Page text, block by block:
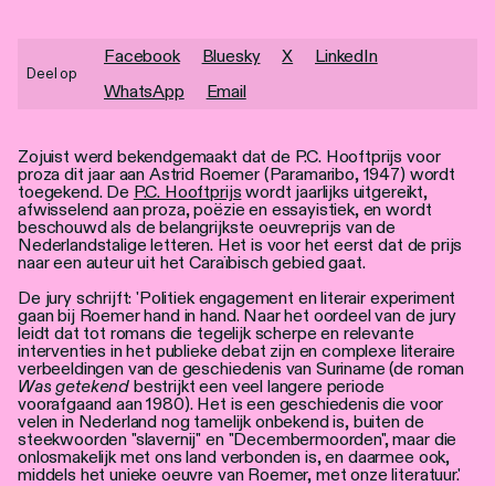
Zojuist werd bekendgemaakt dat de P.C. Hooftprijs voor
proza dit jaar aan Astrid Roemer (Paramaribo, 1947) wordt
toegekend. De P.C. Hooftprijs wordt jaarlijks uitgereikt,
afwisselend aan proza, poëzie en essayistiek, en wordt
beschouwd als de belangrijkste oeuvreprijs van de
Nederlandstalige letteren. Het is voor het eerst dat de prijs
naar een auteur uit het Caraïbisch gebied gaat.
De jury schrijft: 'Politiek engagement en literair experiment
gaan bij Roemer hand in hand. Naar het oordeel van de jury
leidt dat tot romans die tegelijk scherpe en relevante
interventies in het publieke debat zijn en complexe literaire
verbeeldingen van de geschiedenis van Suriname (de roman
Was getekend bestrijkt een veel langere periode
voorafgaand aan 1980). Het is een geschiedenis die voor
velen in Nederland nog tamelijk onbekend is, buiten de
steekwoorden "slavernij" en "Decembermoorden", maar die
onlosmakelijk met ons land verbonden is, en daarmee ook,
middels het unieke oeuvre van Roemer, met onze literatuur.'
Deel op
Facebook Bluesky X
LinkedIn
WhatsApp
Email
Nieuwsbrief
Vacatures
Locaties
Personen
Toegankelijkheid
Stadsdichter